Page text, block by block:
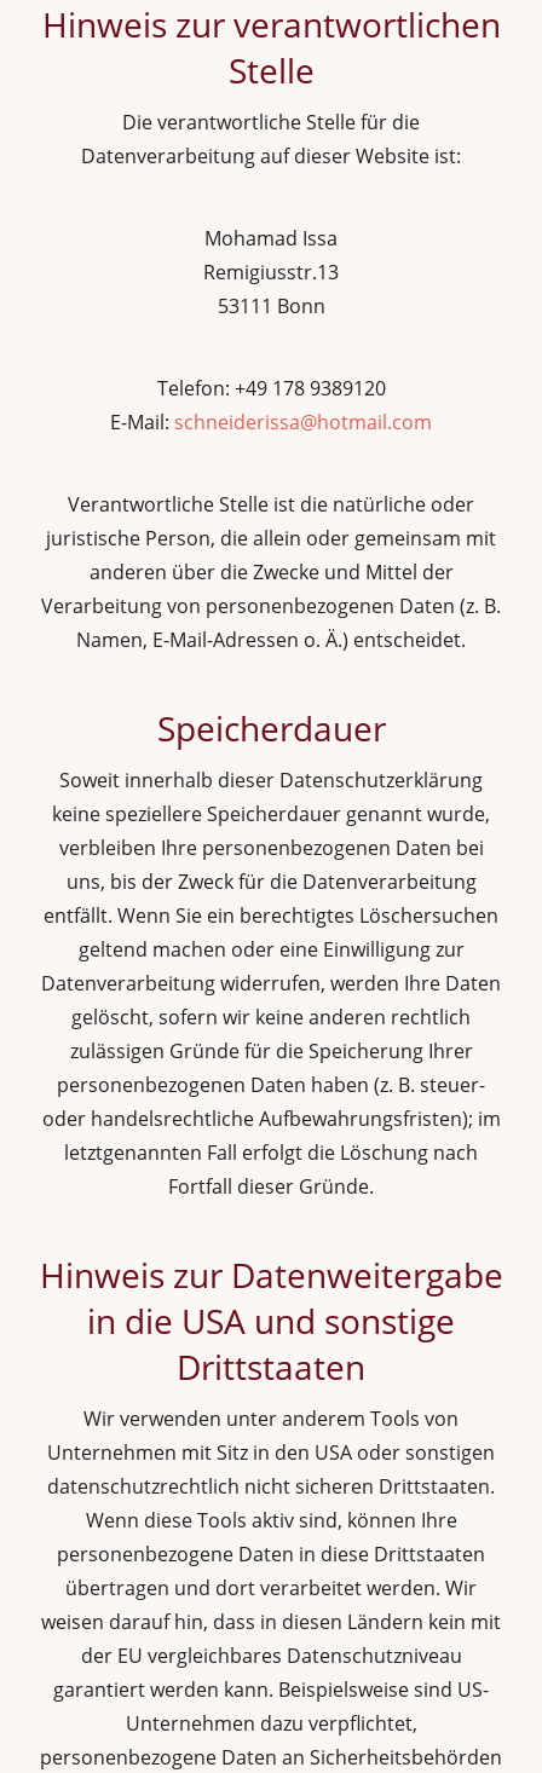
Hinweis zur verantwortlichen
Stelle
Die verantwortliche Stelle für die
Datenverarbeitung auf dieser Website ist:
Mohamad Issa
Remigiusstr.13
53111 Bonn
Telefon: +49 178 9389120
E-Mail: schneiderissa@hotmail.com
Verantwortliche Stelle ist die natürliche oder
juristische Person, die allein oder gemeinsam mit
anderen über die Zwecke und Mittel der
Verarbeitung von personenbezogenen Daten (z. B.
Namen, E-Mail-Adressen o. Ä.) entscheidet.
Speicherdauer
Soweit innerhalb dieser Datenschutzerklärung
keine speziellere Speicherdauer genannt wurde,
verbleiben Ihre personenbezogenen Daten bei
uns, bis der Zweck für die Datenverarbeitung
entfällt. Wenn Sie ein berechtigtes Löschersuchen
geltend machen oder eine Einwilligung zur
Datenverarbeitung widerrufen, werden Ihre Daten
gelöscht, sofern wir keine anderen rechtlich
zulässigen Gründe für die Speicherung Ihrer
personenbezogenen Daten haben (z. B. steuer-
oder handelsrechtliche Aufbewahrungsfristen); im
letztgenannten Fall erfolgt die Löschung nach
Fortfall dieser Gründe.
Hinweis zur Datenweitergabe
in die USA und sonstige
Drittstaaten
Wir verwenden unter anderem Tools von
Unternehmen mit Sitz in den USA oder sonstigen
datenschutzrechtlich nicht sicheren Drittstaaten.
Wenn diese Tools aktiv sind, können Ihre
personenbezogene Daten in diese Drittstaaten
übertragen und dort verarbeitet werden. Wir
weisen darauf hin, dass in diesen Ländern kein mit
der EU vergleichbares Datenschutzniveau
garantiert werden kann. Beispielsweise sind US-
Unternehmen dazu verpflichtet,
personenbezogene Daten an Sicherheitsbehörden